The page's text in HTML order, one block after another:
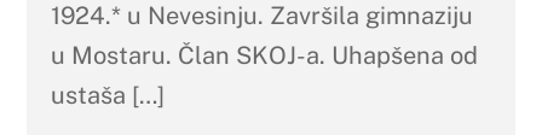
1924.* u Nevesinju. Završila gimnaziju
u Mostaru. Član SKOJ-a. Uhapšena od
ustaša […]